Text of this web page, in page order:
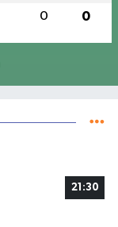
0 0
21:30